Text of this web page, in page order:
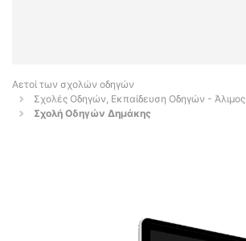
Αετοί των σχολών οδηγών
Σχολές Οδηγών, Εκπαίδευση Οδηγών - Άλιμος
Σχολή Οδηγών Δημάκης